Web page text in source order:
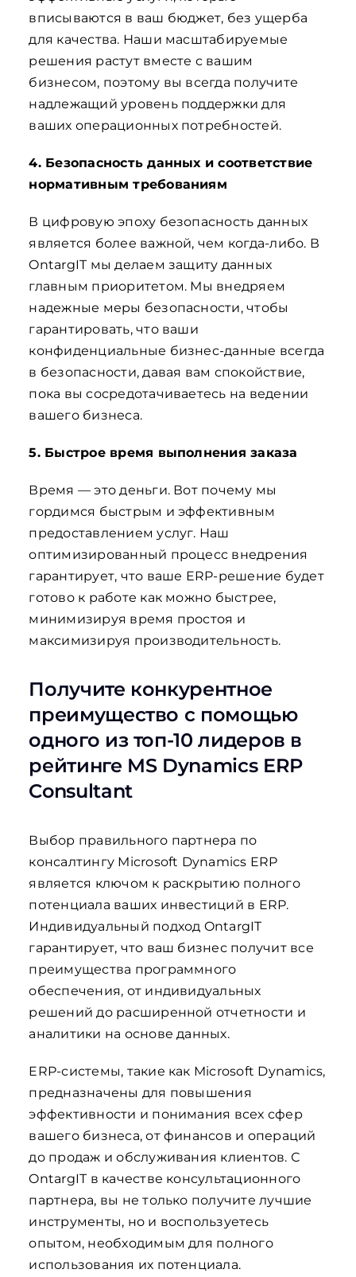
вписываются в ваш бюджет, без ущерба
для качества. Наши масштабируемые
решения растут вместе с вашим
бизнесом, поэтому вы всегда получите
надлежащий уровень поддержки для
ваших операционных потребностей.
4. Безопасность данных и соответствие
нормативным требованиям
В цифровую эпоху безопасность данных
является более важной, чем когда-либо. В
OntargIT мы делаем защиту данных
главным приоритетом. Мы внедряем
надежные меры безопасности, чтобы
гарантировать, что ваши
конфиденциальные бизнес-данные всегда
в безопасности, давая вам спокойствие,
пока вы сосредотачиваетесь на ведении
вашего бизнеса.
5. Быстрое время выполнения заказа
Время — это деньги. Вот почему мы
гордимся быстрым и эффективным
предоставлением услуг. Наш
оптимизированный процесс внедрения
гарантирует, что ваше ERP-решение будет
готово к работе как можно быстрее,
минимизируя время простоя и
максимизируя производительность.
Получите конкурентное
преимущество с помощью
одного из топ-10 лидеров в
рейтинге MS Dynamics ERP
Consultant
Выбор правильного партнера по
консалтингу Microsoft Dynamics ERP
является ключом к раскрытию полного
потенциала ваших инвестиций в ERP.
Индивидуальный подход OntargIT
гарантирует, что ваш бизнес получит все
преимущества программного
обеспечения, от индивидуальных
решений до расширенной отчетности и
аналитики на основе данных.
ERP-системы, такие как Microsoft Dynamics,
предназначены для повышения
эффективности и понимания всех сфер
вашего бизнеса, от финансов и операций
до продаж и обслуживания клиентов. С
OntargIT в качестве консультационного
партнера, вы не только получите лучшие
инструменты, но и воспользуетесь
опытом, необходимым для полного
использования их потенциала.